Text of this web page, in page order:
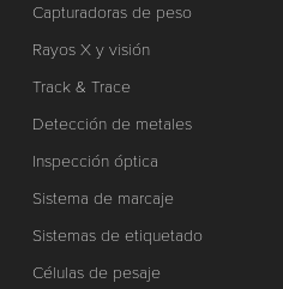
Capturadoras de peso
Rayos X y visión
Track & Trace
Detección de metales
Inspección óptica
Sistema de marcaje
Sistemas de etiquetado
Células de pesaje